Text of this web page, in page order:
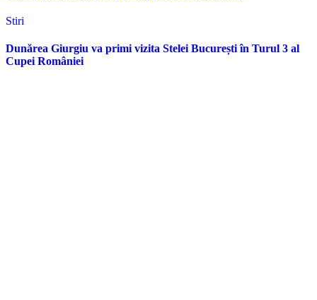
Stiri
Dunărea Giurgiu va primi vizita Stelei București în Turul 3 al
Cupei României